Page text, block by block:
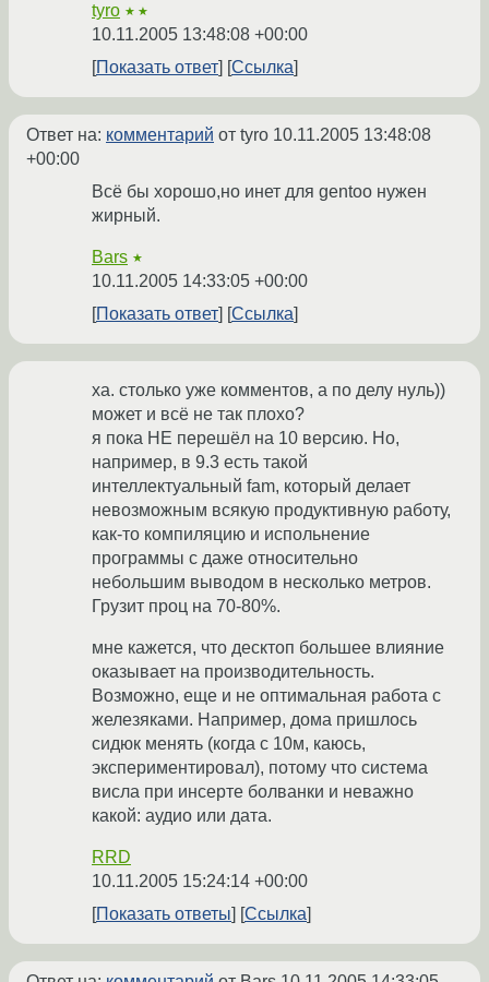
tyro ★★
10.11.2005 13:48:08 +00:00
Показать ответ
Ссылка
Ответ на: комментарий от tyro 10.11.2005 13:48:08
+00:00
Всё бы хорошо,но инет для gentoo нужен
жирный.
Bars ★
10.11.2005 14:33:05 +00:00
Показать ответ
Ссылка
ха. столько уже комментов, а по делу нуль))
может и всё не так плохо?
я пока НЕ перешёл на 10 версию. Но,
например, в 9.3 есть такой
интеллектуальный fam, который делает
невозможным всякую продуктивную работу,
как-то компиляцию и испольнение
программы с даже относительно
небольшим выводом в несколько метров.
Грузит проц на 70-80%.
мне кажется, что десктоп большее влияние
оказывает на производительность.
Возможно, еще и не оптимальная работа с
железяками. Например, дома пришлось
сидюк менять (когда с 10м, каюсь,
экспериментировал), потому что система
висла при инсерте болванки и неважно
какой: аудио или дата.
RRD
10.11.2005 15:24:14 +00:00
Показать ответы
Ссылка